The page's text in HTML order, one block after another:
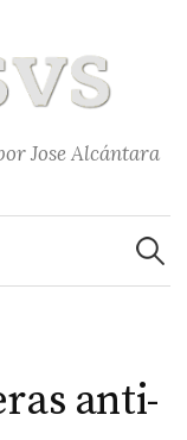
Jose Alcántara
anti-